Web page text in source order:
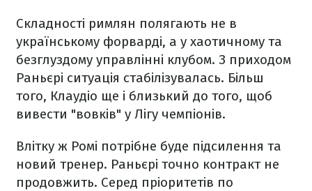
Складності римлян полягають не в
українському форварді, а у хаотичному та
безглуздому управлінні клубом. З приходом
Раньєрі ситуація стабілізувалась. Більш
того, Клаудіо ще і близький до того, щоб
вивести "вовків" у Лігу чемпіонів.
Влітку ж Ромі потрібне буде підсилення та
новий тренер. Раньєрі точно контракт не
продовжить. Серед пріоритетів по